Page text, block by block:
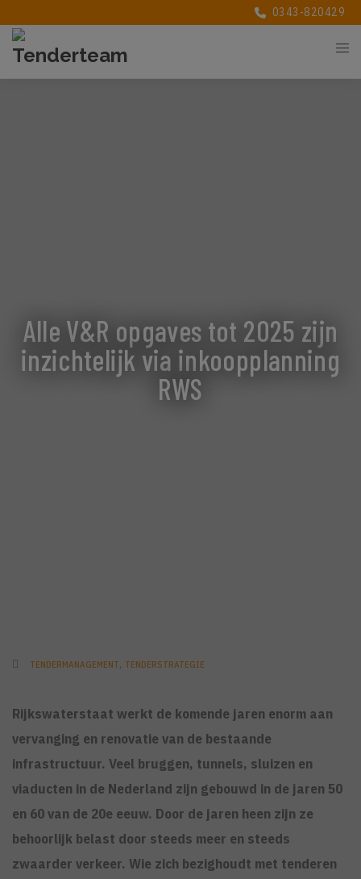
0343-820429
Alle V&R opgaves tot 2025 zijn
inzichtelijk via inkoopplanning
RWS
TENDERMANAGEMENT, TENDERSTRATEGIE
Rijkswaterstaat werkt de komende jaren enorm aan
vervanging en renovatie van de bestaande
infrastructuur. Veel bruggen, tunnels, sluizen en
viaducten in de Nederland zijn gebouwd in de jaren 50
en 60 van de 20e eeuw. Door de jaren heen zijn ze
behoorlijk belast door steeds meer en steeds
zwaarder verkeer. Wie zich bezighoudt met tenderen